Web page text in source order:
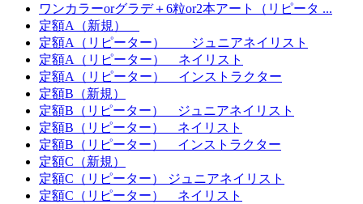
ワンカラーorグラデ＋6粒or2本アート（リピータ ...
定額A（新規）
定額A（リピーター） ジュニアネイリスト
定額A（リピーター） ネイリスト
定額A（リピーター） インストラクター
定額B（新規）
定額B（リピーター） ジュニアネイリスト
定額B（リピーター） ネイリスト
定額B（リピーター） インストラクター
定額C（新規）
定額C（リピーター） ジュニアネイリスト
定額C（リピーター） ネイリスト